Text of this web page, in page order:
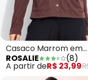
Casaco Marrom em
Poliviscose
ROSALIE (8)
A partir deR$ 23,99